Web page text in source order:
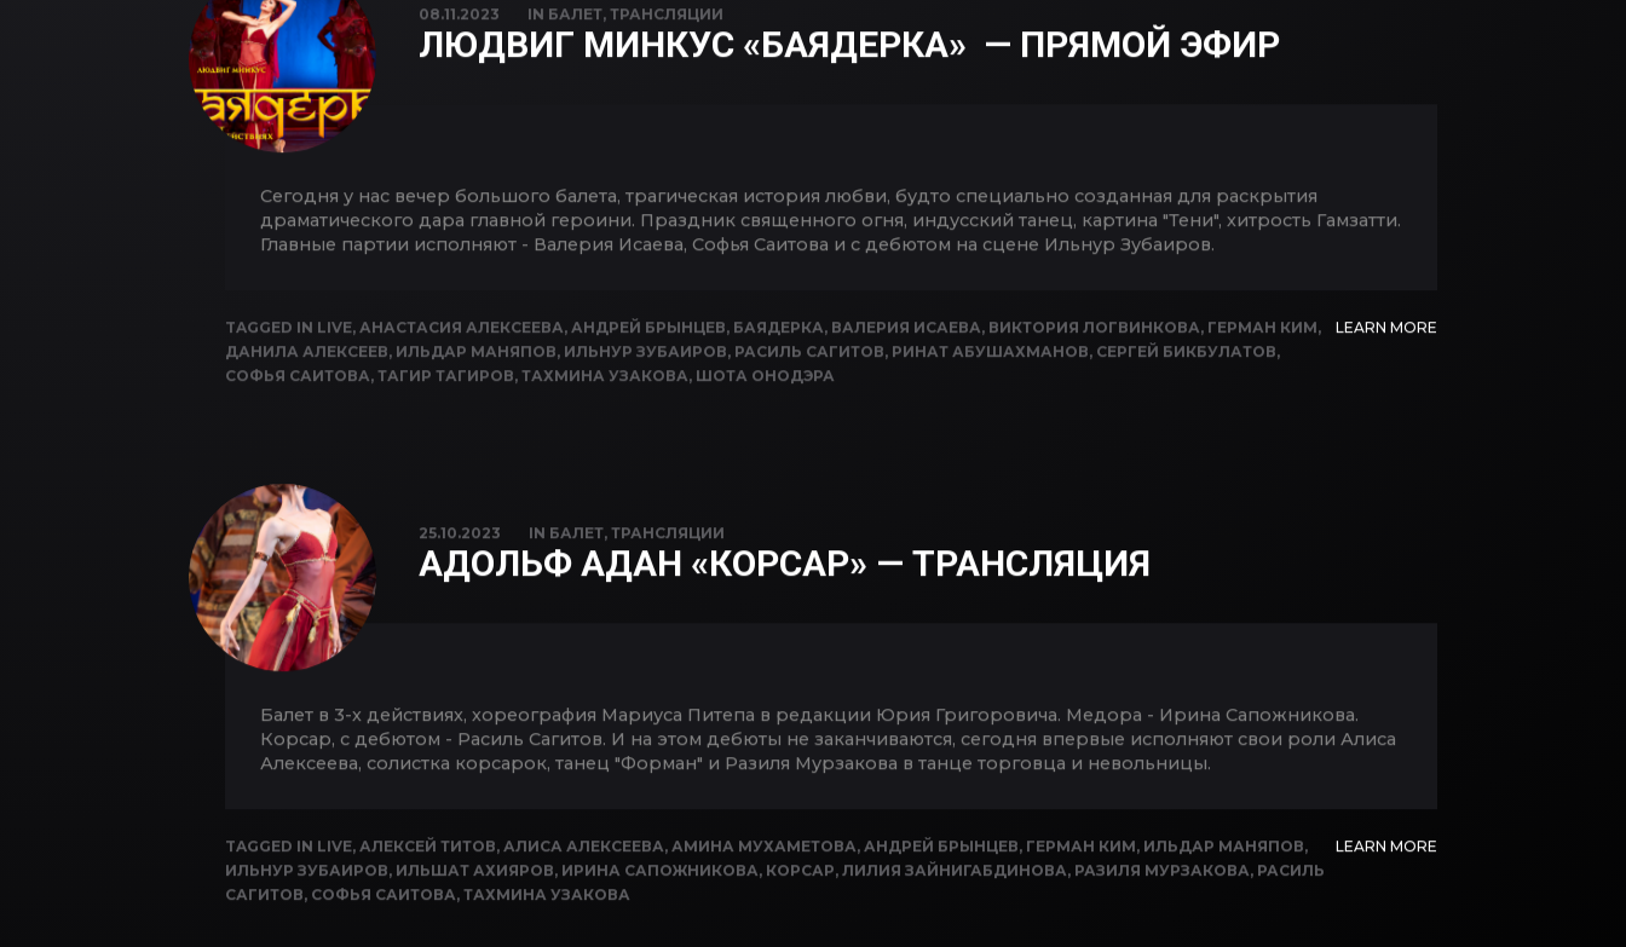
08.11.2023 IN БАЛЕТ, ТРАНСЛЯЦИИ
ЛЮДВИГ МИНКУС «БАЯДЕРКА» — ПРЯМОЙ ЭФИР
Сегодня у нас вечер большого балета, трагическая история любви, будто специально созданная для раскрытия
драматического дара главной героини. Праздник священного огня, индусский танец, картина "Тени", хитрость Гамзатти.
Главные партии исполняют - Валерия Исаева, Софья Саитова и с дебютом на сцене Ильнур Зубаиров.
TAGGED IN LIVE, АНАСТАСИЯ АЛЕКСЕЕВА, АНДРЕЙ БРЫНЦЕВ, БАЯДЕРКА, ВАЛЕРИЯ ИСАЕВА, ВИКТОРИЯ ЛОГВИНКОВА, ГЕРМАН КИМ,
ДАНИЛА АЛЕКСЕЕВ, ИЛЬДАР МАНЯПОВ, ИЛЬНУР ЗУБАИРОВ, РАСИЛЬ САГИТОВ, РИНАТ АБУШАХМАНОВ, СЕРГЕЙ БИКБУЛАТОВ,
СОФЬЯ САИТОВА, ТАГИР ТАГИРОВ, ТАХМИНА УЗАКОВА, ШОТА ОНОДЭРА
LEARN MORE
25.10.2023 IN БАЛЕТ, ТРАНСЛЯЦИИ
АДОЛЬФ АДАН «КОРСАР» — ТРАНСЛЯЦИЯ
Балет в 3-х действиях, хореография Мариуса Питепа в редакции Юрия Григоровича. Медора - Ирина Сапожникова.
Корсар, с дебютом - Расиль Сагитов. И на этом дебюты не заканчиваются, сегодня впервые исполняют свои роли Алиса
Алексеева, солистка корсарок, танец "Форман" и Разиля Мурзакова в танце торговца и невольницы.
TAGGED IN LIVE, АЛЕКСЕЙ ТИТОВ, АЛИСА АЛЕКСЕЕВА, АМИНА МУХАМЕТОВА, АНДРЕЙ БРЫНЦЕВ, ГЕРМАН КИМ, ИЛЬДАР МАНЯПОВ,
ИЛЬНУР ЗУБАИРОВ, ИЛЬШАТ АХИЯРОВ, ИРИНА САПОЖНИКОВА, КОРСАР, ЛИЛИЯ ЗАЙНИГАБДИНОВА, РАЗИЛЯ МУРЗАКОВА, РАСИЛЬ
САГИТОВ, СОФЬЯ САИТОВА, ТАХМИНА УЗАКОВА
LEARN MORE